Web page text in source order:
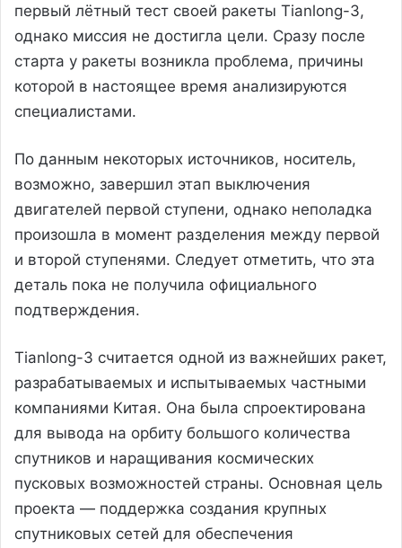
первый лётный тест своей ракеты Tianlong-3,
однако миссия не достигла цели. Сразу после
старта у ракеты возникла проблема, причины
которой в настоящее время анализируются
специалистами.
По данным некоторых источников, носитель,
возможно, завершил этап выключения
двигателей первой ступени, однако неполадка
произошла в момент разделения между первой
и второй ступенями. Следует отметить, что эта
деталь пока не получила официального
подтверждения.
Tianlong-3 считается одной из важнейших ракет,
разрабатываемых и испытываемых частными
компаниями Китая. Она была спроектирована
для вывода на орбиту большого количества
спутников и наращивания космических
пусковых возможностей страны. Основная цель
проекта — поддержка создания крупных
спутниковых сетей для обеспечения